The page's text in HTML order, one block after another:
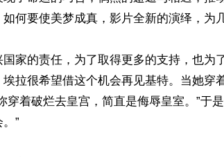
何要使美梦成真，影片全新的演绎，为
家的责任，为了取得更多的支持，也为
拉很希望借这个机会再见基特。当她穿
穿着破烂去皇宫，简直是侮辱皇室。”于
”